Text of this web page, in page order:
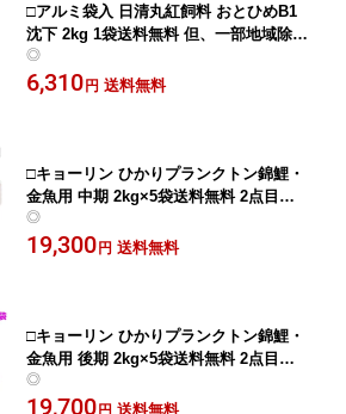
□アルミ袋入 日清丸紅飼料 おとひめB1
沈下 2kg 1袋送料無料 但、一部地域除 2
点目より300円引
◎
6,310 円 送料無料
□キョーリン ひかりプランクトン錦鯉・
金魚用 中期 2kg×5袋送料無料 2点目よ
り100円引
◎
19,300 円 送料無料
□キョーリン ひかりプランクトン錦鯉・
金魚用 後期 2kg×5袋送料無料 2点目よ
り100円引
◎
19,700 円 送料無料